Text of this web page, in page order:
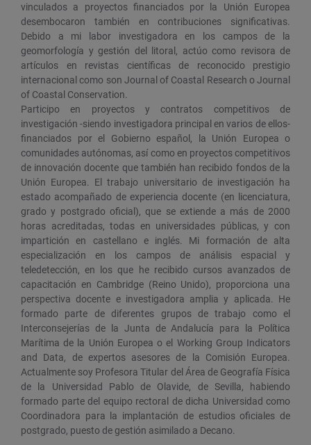
vinculados a proyectos financiados por la Unión Europea
desembocaron también en contribuciones significativas.
Debido a mi labor investigadora en los campos de la
geomorfología y gestión del litoral, actúo como revisora de
artículos en revistas científicas de reconocido prestigio
internacional como son Journal of Coastal Research o Journal
of Coastal Conservation.
Participo en proyectos y contratos competitivos de
investigación -siendo investigadora principal en varios de ellos-
financiados por el Gobierno español, la Unión Europea o
comunidades autónomas, así como en proyectos competitivos
de innovación docente que también han recibido fondos de la
Unión Europea. El trabajo universitario de investigación ha
estado acompañado de experiencia docente (en licenciatura,
grado y postgrado oficial), que se extiende a más de 2000
horas acreditadas, todas en universidades públicas, y con
impartición en castellano e inglés. Mi formación de alta
especialización en los campos de análisis espacial y
teledetección, en los que he recibido cursos avanzados de
capacitación en Cambridge (Reino Unido), proporciona una
perspectiva docente e investigadora amplia y aplicada. He
formado parte de diferentes grupos de trabajo como el
Interconsejerías de la Junta de Andalucía para la Política
Marítima de la Unión Europea o el Working Group Indicators
and Data, de expertos asesores de la Comisión Europea.
Actualmente soy Profesora Titular del Área de Geografía Física
de la Universidad Pablo de Olavide, de Sevilla, habiendo
formado parte del equipo rectoral de dicha Universidad como
Coordinadora para la implantación de estudios oficiales de
postgrado, puesto de gestión asimilado a Decano.